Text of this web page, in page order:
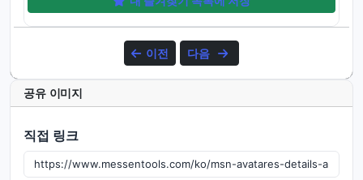
이전 다음
공유 이미지
직접 링크